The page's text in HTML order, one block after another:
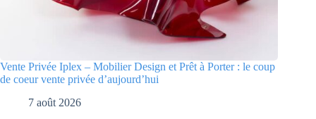
Vente Privée Iplex – Mobilier Design et Prêt à Porter : le coup
de coeur vente privée d’aujourd’hui
7 août 2026